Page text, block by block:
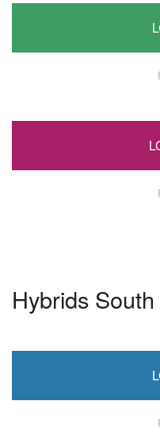
Hybrids